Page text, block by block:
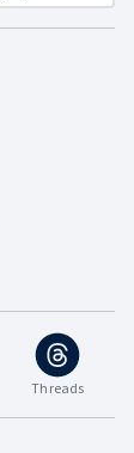
Threads